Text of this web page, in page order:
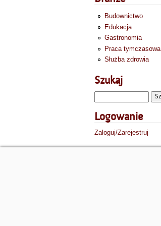
Budownictwo
Edukacja
Gastronomia
Praca tymczasowa
Służba zdrowia
Szukaj
Logowanie
Zaloguj/Zarejestruj